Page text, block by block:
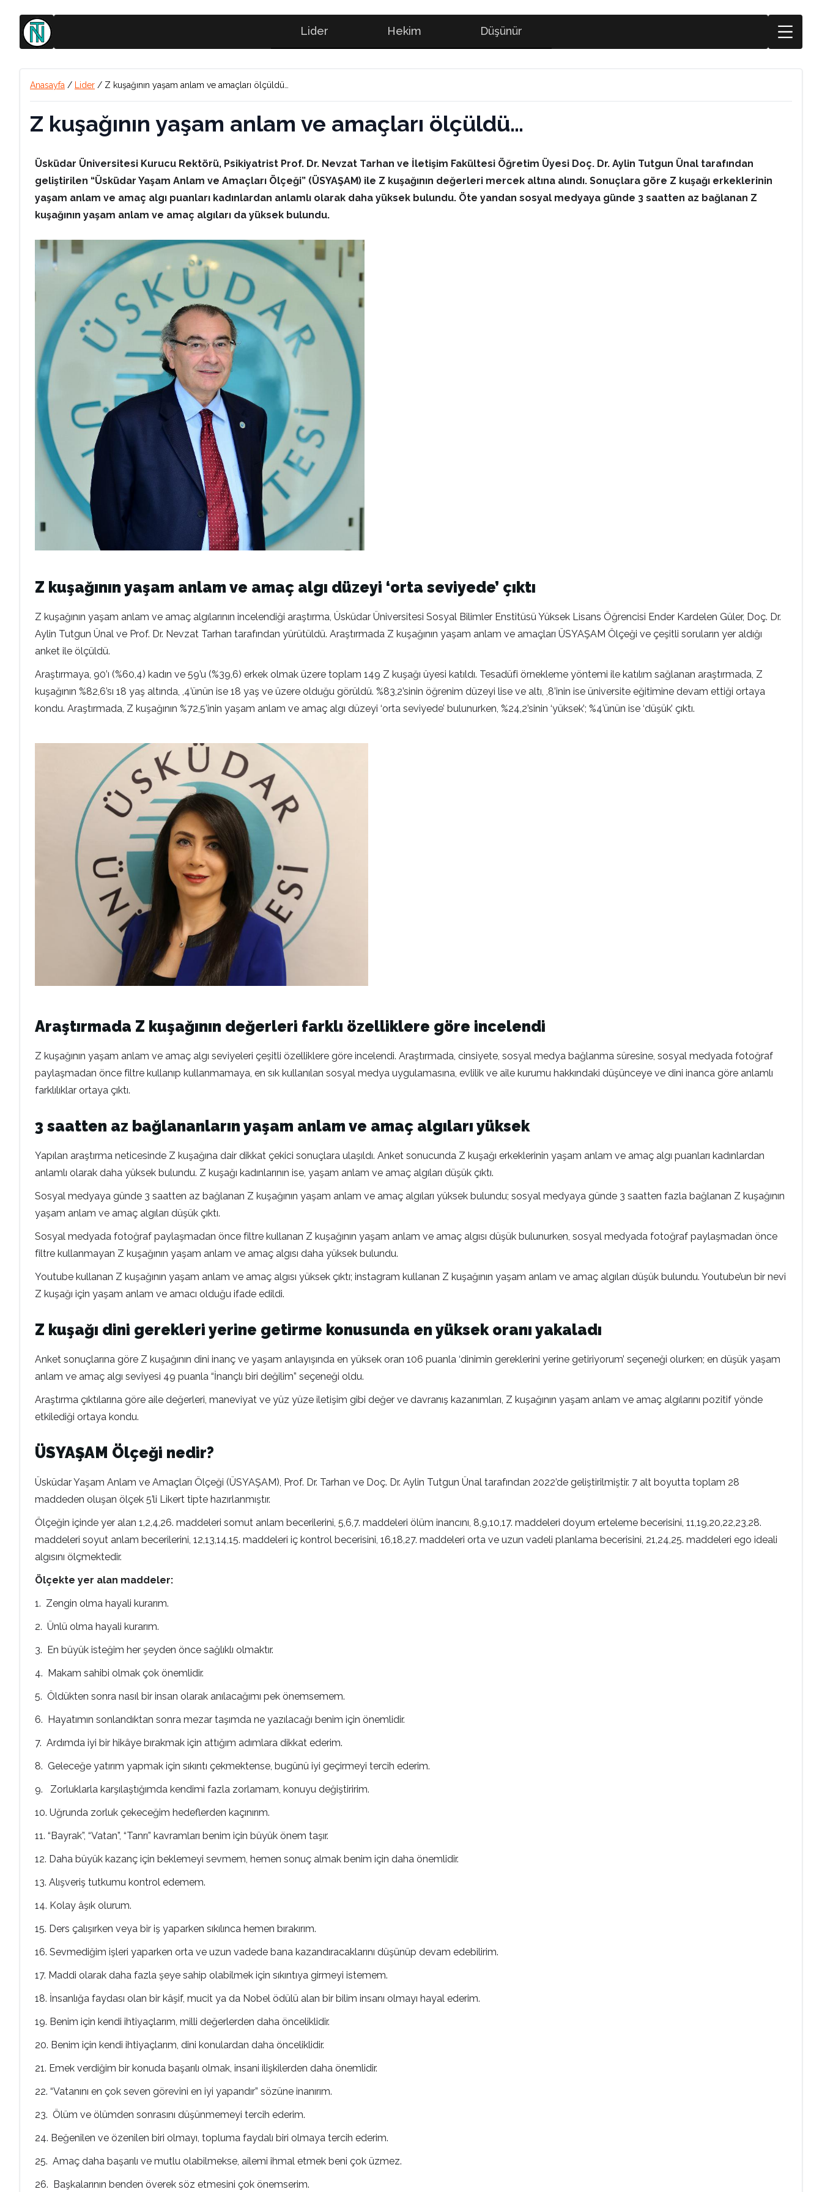
Lider Hekim Düşünür
Anasayfa / Lider / Z kuşağının yaşam anlam ve amaçları ölçüldü…
Z kuşağının yaşam anlam ve amaçları ölçüldü…
Üsküdar Üniversitesi Kurucu Rektörü, Psikiyatrist Prof. Dr. Nevzat Tarhan ve İletişim Fakültesi Öğretim Üyesi Doç. Dr. Aylin Tutgun Ünal tarafından
geliştirilen “Üsküdar Yaşam Anlam ve Amaçları Ölçeği” (ÜSYAŞAM) ile Z kuşağının değerleri mercek altına alındı. Sonuçlara göre Z kuşağı erkeklerinin
yaşam anlam ve amaç algı puanları kadınlardan anlamlı olarak daha yüksek bulundu. Öte yandan sosyal medyaya günde 3 saatten az bağlanan Z
kuşağının yaşam anlam ve amaç algıları da yüksek bulundu.
Z kuşağının yaşam anlam ve amaç algı düzeyi ‘orta seviyede’ çıktı
Z kuşağının yaşam anlam ve amaç algılarının incelendiği araştırma, Üsküdar Üniversitesi Sosyal Bilimler Enstitüsü Yüksek Lisans Öğrencisi Ender Kardelen Güler, Doç. Dr.
Aylin Tutgun Ünal ve Prof. Dr. Nevzat Tarhan tarafından yürütüldü. Araştırmada Z kuşağının yaşam anlam ve amaçları ÜSYAŞAM Ölçeği ve çeşitli soruların yer aldığı
anket ile ölçüldü.
Araştırmaya, 90’ı (%60,4) kadın ve 59’u (%39,6) erkek olmak üzere toplam 149 Z kuşağı üyesi katıldı. Tesadüfi örnekleme yöntemi ile katılım sağlanan araştırmada, Z
kuşağının %82,6’sı 18 yaş altında, ,4’ünün ise 18 yaş ve üzere olduğu görüldü. %83,2’sinin öğrenim düzeyi lise ve altı, ,8’inin ise üniversite eğitimine devam ettiği ortaya
kondu. Araştırmada, Z kuşağının %72,5’inin yaşam anlam ve amaç algı düzeyi ‘orta seviyede’ bulunurken, %24,2’sinin ‘yüksek’; %4’ünün ise ‘düşük’ çıktı.
Araştırmada Z kuşağının değerleri farklı özelliklere göre incelendi
Z kuşağının yaşam anlam ve amaç algı seviyeleri çeşitli özelliklere göre incelendi. Araştırmada, cinsiyete, sosyal medya bağlanma süresine, sosyal medyada fotoğraf
paylaşmadan önce filtre kullanıp kullanmamaya, en sık kullanılan sosyal medya uygulamasına, evlilik ve aile kurumu hakkındaki düşünceye ve dini inanca göre anlamlı
farklılıklar ortaya çıktı.
3 saatten az bağlananların yaşam anlam ve amaç algıları yüksek
Yapılan araştırma neticesinde Z kuşağına dair dikkat çekici sonuçlara ulaşıldı. Anket sonucunda Z kuşağı erkeklerinin yaşam anlam ve amaç algı puanları kadınlardan
anlamlı olarak daha yüksek bulundu. Z kuşağı kadınlarının ise, yaşam anlam ve amaç algıları düşük çıktı.
Sosyal medyaya günde 3 saatten az bağlanan Z kuşağının yaşam anlam ve amaç algıları yüksek bulundu; sosyal medyaya günde 3 saatten fazla bağlanan Z kuşağının
yaşam anlam ve amaç algıları düşük çıktı.
Sosyal medyada fotoğraf paylaşmadan önce filtre kullanan Z kuşağının yaşam anlam ve amaç algısı düşük bulunurken, sosyal medyada fotoğraf paylaşmadan önce
filtre kullanmayan Z kuşağının yaşam anlam ve amaç algısı daha yüksek bulundu.
Youtube kullanan Z kuşağının yaşam anlam ve amaç algısı yüksek çıktı; instagram kullanan Z kuşağının yaşam anlam ve amaç algıları düşük bulundu. Youtube’un bir nevi
Z kuşağı için yaşam anlam ve amacı olduğu ifade edildi.
Z kuşağı dini gerekleri yerine getirme konusunda en yüksek oranı yakaladı
Anket sonuçlarına göre Z kuşağının dini inanç ve yaşam anlayışında en yüksek oran 106 puanla ‘dinimin gereklerini yerine getiriyorum’ seçeneği olurken; en düşük yaşam
anlam ve amaç algı seviyesi 49 puanla “İnançlı biri değilim” seçeneği oldu.
Araştırma çıktılarına göre aile değerleri, maneviyat ve yüz yüze iletişim gibi değer ve davranış kazanımları, Z kuşağının yaşam anlam ve amaç algılarını pozitif yönde
etkilediği ortaya kondu.
ÜSYAŞAM Ölçeği nedir?
Üsküdar Yaşam Anlam ve Amaçları Ölçeği (ÜSYAŞAM), Prof. Dr. Tarhan ve Doç. Dr. Aylin Tutgun Ünal tarafından 2022’de geliştirilmiştir. 7 alt boyutta toplam 28
maddeden oluşan ölçek 5’li Likert tipte hazırlanmıştır.
Ölçeğin içinde yer alan 1,2,4,26. maddeleri somut anlam becerilerini, 5,6,7. maddeleri ölüm inancını, 8,9,10,17. maddeleri doyum erteleme becerisini, 11,19,20,22,23,28.
maddeleri soyut anlam becerilerini, 12,13,14,15. maddeleri iç kontrol becerisini, 16,18,27. maddeleri orta ve uzun vadeli planlama becerisini, 21,24,25. maddeleri ego ideali
algısını ölçmektedir.
Ölçekte yer alan maddeler:
1. Zengin olma hayali kurarım.
2. Ünlü olma hayali kurarım.
3. En büyük isteğim her şeyden önce sağlıklı olmaktır.
4. Makam sahibi olmak çok önemlidir.
5. Öldükten sonra nasıl bir insan olarak anılacağımı pek önemsemem.
6. Hayatımın sonlandıktan sonra mezar taşımda ne yazılacağı benim için önemlidir.
7. Ardımda iyi bir hikâye bırakmak için attığım adımlara dikkat ederim.
8. Geleceğe yatırım yapmak için sıkıntı çekmektense, bugünü iyi geçirmeyi tercih ederim.
9. Zorluklarla karşılaştığımda kendimi fazla zorlamam, konuyu değiştiririm.
10. Uğrunda zorluk çekeceğim hedeflerden kaçınırım.
11. “Bayrak”, “Vatan”, “Tanrı” kavramları benim için büyük önem taşır.
12. Daha büyük kazanç için beklemeyi sevmem, hemen sonuç almak benim için daha önemlidir.
13. Alışveriş tutkumu kontrol edemem.
14. Kolay âşık olurum.
15. Ders çalışırken veya bir iş yaparken sıkılınca hemen bırakırım.
16. Sevmediğim işleri yaparken orta ve uzun vadede bana kazandıracaklarını düşünüp devam edebilirim.
17. Maddi olarak daha fazla şeye sahip olabilmek için sıkıntıya girmeyi istemem.
18. İnsanlığa faydası olan bir kâşif, mucit ya da Nobel ödülü alan bir bilim insanı olmayı hayal ederim.
19. Benim için kendi ihtiyaçlarım, milli değerlerden daha önceliklidir.
20. Benim için kendi ihtiyaçlarım, dini konulardan daha önceliklidir.
21. Emek verdiğim bir konuda başarılı olmak, insani ilişkilerden daha önemlidir.
22. “Vatanını en çok seven görevini en iyi yapandır” sözüne inanırım.
23. Ölüm ve ölümden sonrasını düşünmemeyi tercih ederim.
24. Beğenilen ve özenilen biri olmayı, topluma faydalı biri olmaya tercih ederim.
25. Amaç daha başarılı ve mutlu olabilmekse, ailemi ihmal etmek beni çok üzmez.
26. Başkalarının benden överek söz etmesini çok önemserim.